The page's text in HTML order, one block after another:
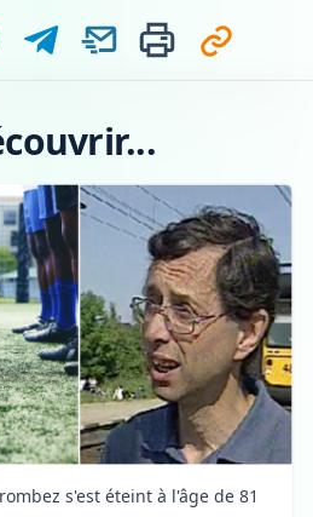
s'est éteint à l'âge de 81